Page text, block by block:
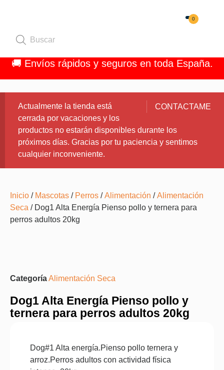
0
🚚 Envíos rápidos y seguros en toda España.
CONTACTAME
Actualmente la tienda está
cerrada por vacaciones y los
productos no estarán disponibles durante los
próximos días. Gracias por tu paciencia y sentimos
cualquier inconveniente.
Inicio / Mascotas / Perros /Alimentación /Alimentación
Seca / Dog1 Alta Energía Pienso pollo y ternera para
perros adultos 20kg
CategoríaAlimentación Seca
Dog1 Alta Energía Pienso pollo y
ternera para perros adultos 20kg
Dog#1 Alta energía.Pienso pollo ternera y
arroz.Perros adultos con actividad física